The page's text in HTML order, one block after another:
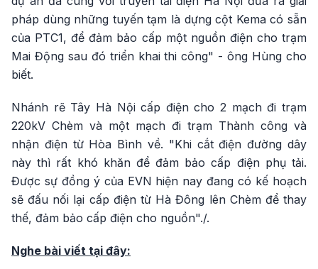
pháp dùng những tuyến tạm là dựng cột Kema có sẵn
của PTC1, để đảm bảo cấp một nguồn điện cho trạm
Mai Động sau đó triển khai thi công" - ông Hùng cho
biết.
Nhánh rẽ Tây Hà Nội cấp điện cho 2 mạch đi trạm
220kV Chèm và một mạch đi trạm Thành công và
nhận điện từ Hòa Bình về. "Khi cắt điện đường dây
này thì rất khó khăn để đảm bảo cấp điện phụ tải.
Được sự đồng ý của EVN hiện nay đang có kế hoạch
sẽ đấu nối lại cấp điện từ Hà Đông lên Chèm để thay
thế, đảm bảo cấp điện cho nguồn"./.
Nghe bài viết tại đây: